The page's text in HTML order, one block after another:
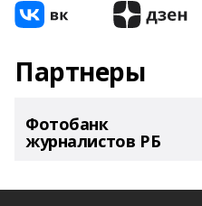
Партнеры
Фотобанк
журналистов РБ